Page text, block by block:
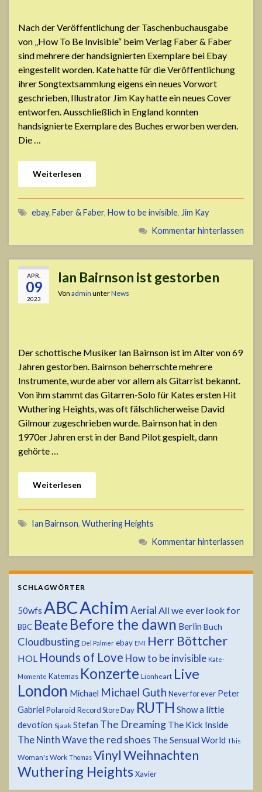
Nach der Veröffentlichung der Taschenbuchausgabe
von „How To Be Invisible“ beim Verlag Faber & Faber
sind mehrere der handsignierten Exemplare bei Ebay
eingestellt worden. Kate hatte für die Veröffentlichung
ihrer Songtextsammlung eigens ein neues Vorwort
geschrieben, Illustrator Jim Kay hatte ein neues Cover
entworfen. Ausschließlich in England konnten
handsignierte Exemplare des Buches erworben werden.
Die …
Weiterlesen
ebay, Faber & Faber, How to be invisible, Jim Kay
Kommentar hinterlassen
APR.
09
2023
Ian Bairnson ist gestorben
Von admin unterNews
Der schottische Musiker Ian Bairnson ist im Alter von 69
Jahren gestorben. Bairnson beherrschte mehrere
Instrumente, wurde aber vor allem als Gitarrist bekannt.
Von ihm stammt das Gitarren-Solo für Kates ersten Hit
Wuthering Heights, was oft fälschlicherweise David
Gilmour zugeschrieben wurde. Bairnson hat in den
1970er Jahren erst in der Band Pilot gespielt, dann
gehörte …
Weiterlesen
Ian Bairnson, Wuthering Heights
Kommentar hinterlassen
SCHLAGWÖRTER
50wfs ABCAchim Aerial All we ever look for
BBC Beate Before the dawn Berlin Buch
Cloudbusting Del Palmer ebay EMI Herr Böttcher
HOL Hounds of Love How to be invisible Kate-
Momente Katemas Konzerte Lionheart Live
London Michael Michael Guth Never for ever Peter
Gabriel Polaroid Record Store Day RUTH Show a little
devotion Sjaak Stefan The Dreaming The Kick Inside
The Ninth Wavethe red shoes The Sensual World This
Woman's Work Thomas VinylWeihnachten
Wuthering Heights Xavier